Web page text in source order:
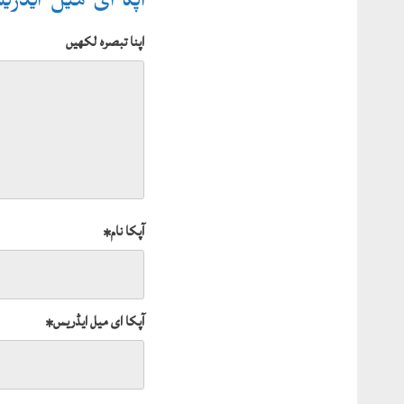
اپنا تبصرہ لکھیں
آپکا نام*
آپکا ای میل ایڈریس*